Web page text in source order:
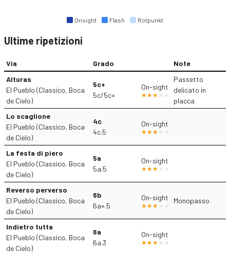
Onsight Flash Rotpunkt
Ultime ripetizioni
Via Grado
Note
Alturas
El Pueblo (Classico, Boca
de Cielo)
5c+
5c/5c+
On-sight
Passetto
delicato in
placca
Lo scaglione
El Pueblo (Classico, Boca
de Cielo)
4c
4c.5
On-sight
La festa di piero
El Pueblo (Classico, Boca
de Cielo)
5a
5a.5
On-sight
Reverso perverso
El Pueblo (Classico, Boca
de Cielo)
6b
6a+.5
On-sight Monopasso
Indietro tutta
El Pueblo (Classico, Boca
de Cielo)
6a
6a.3
On-sight